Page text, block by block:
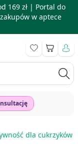
169 zł | Portal do
w aptece
Koszyk
dla cukrzyków